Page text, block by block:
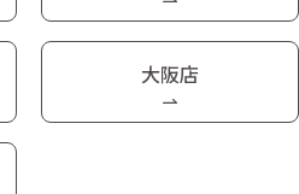
大阪店